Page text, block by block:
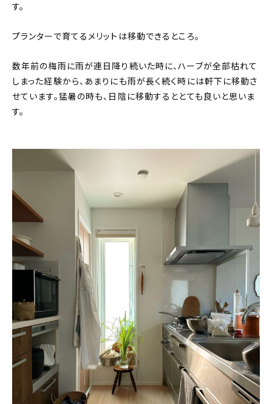
す。
プランターで育てるメリットは移動できるところ。
数年前の梅雨に雨が連日降り続いた時に、ハーブが全部枯れて
しまった経験から、あまりにも雨が長く続く時には軒下に移動さ
せています。猛暑の時も、日陰に移動するととても良いと思いま
す。